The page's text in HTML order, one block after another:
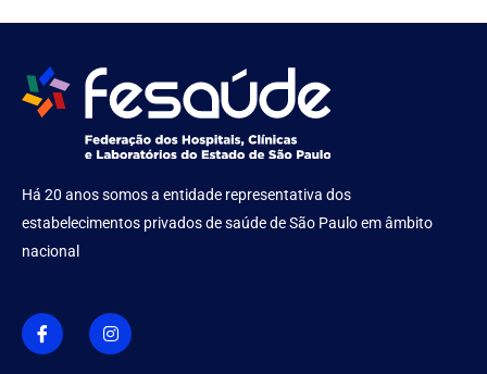
Há 20 anos somos a entidade representativa dos
estabelecimentos privados de saúde de São Paulo em âmbito
nacional
I
c
o
n
I
n
s
t